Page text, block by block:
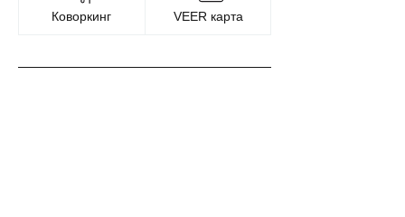
VEER карта
Коворкинг